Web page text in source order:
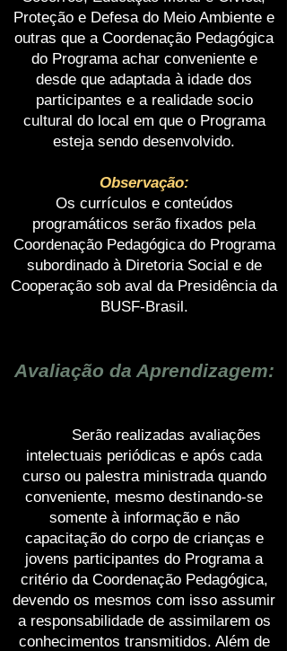
Proteção e Defesa do Meio Ambiente e
outras que a Coordenação Pedagógica
do Programa achar conveniente e
desde que adaptada à idade dos
participantes e a realidade socio
cultural do local em que o Programa
esteja sendo desenvolvido.
Observação:
Os currículos e conteúdos
programáticos serão fixados pela
Coordenação Pedagógica do Programa
subordinado à Diretoria Social e de
Cooperação sob aval da Presidência da
BUSF-Brasil.
Avaliação da Aprendizagem:
Serão realizadas avaliações
intelectuais periódicas e após cada
curso ou palestra ministrada quando
conveniente, mesmo destinando-se
somente à informação e não
capacitação do corpo de crianças e
jovens participantes do Programa a
critério da Coordenação Pedagógica,
devendo os mesmos com isso assumir
a responsabilidade de assimilarem os
conhecimentos transmitidos. Além de